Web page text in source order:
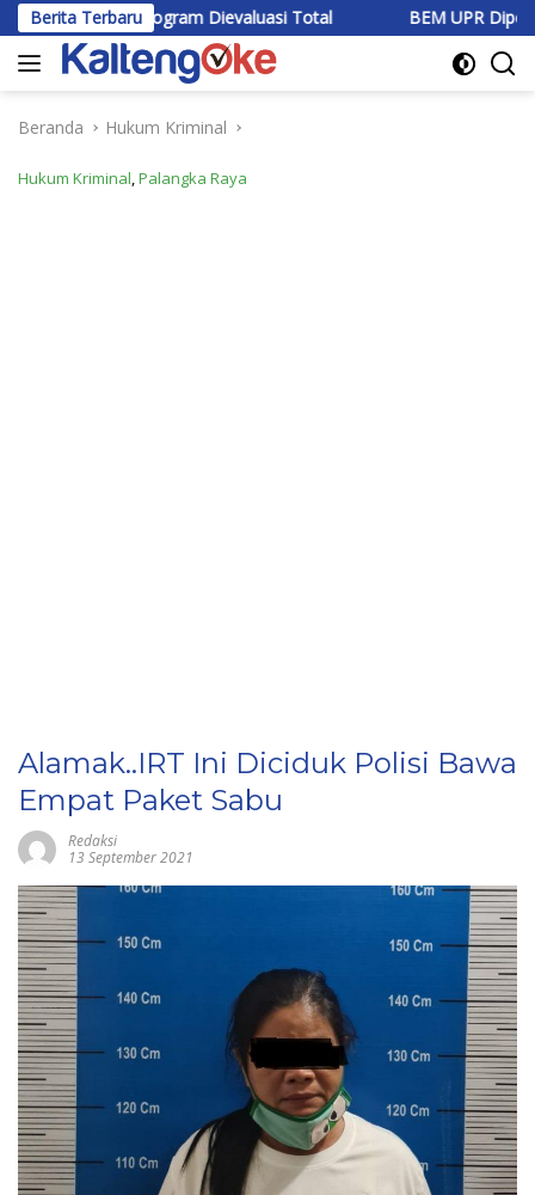
Langsung
ke
konten
Berita Terbaru
Program Dievaluasi Total BEM UPR Dipercaya Jadi
Beranda Hukum Kriminal
Hukum Kriminal,Palangka Raya
Alamak..IRT Ini Diciduk Polisi Bawa
Empat Paket Sabu
Redaksi
13 September 2021